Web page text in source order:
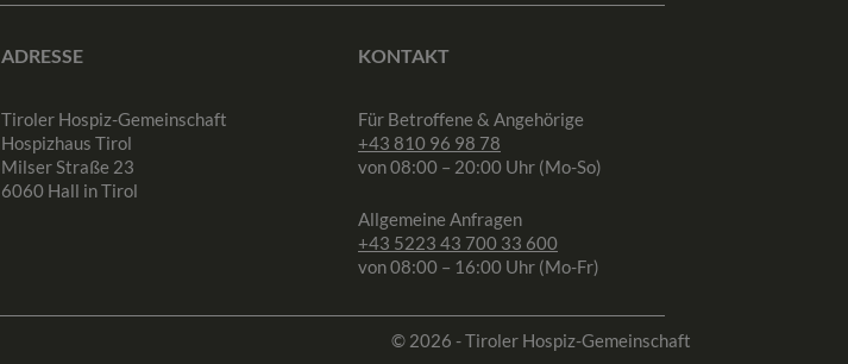
ADRESSE
Tiroler Hospiz-Gemeinschaft
Hospizhaus Tirol
Milser Straße 23
6060 Hall in Tirol
KONTAKT
Für Betroffene & Angehörige
+43 810 96 98 78
von 08:00 – 20:00 Uhr (Mo-So)
Allgemeine Anfragen
+43 5223 43 700 33 600
von 08:00 – 16:00 Uhr (Mo-Fr)
© 2026 - Tiroler Hospiz-Gemeinschaft